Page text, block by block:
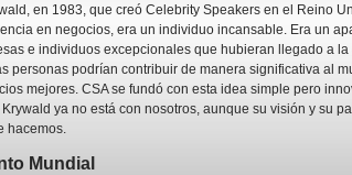
en 1983, que creó Celebrity Speakers en el Reino
en negocios, era un individuo incansable. Era un
e individuos excepcionales que hubieran llegado a la
personas podrían contribuir de manera significativa al
mejores. CSA se fundó con esta idea simple pero
ya no está con nosotros, aunque su visión y su
hacemos.
Mundial